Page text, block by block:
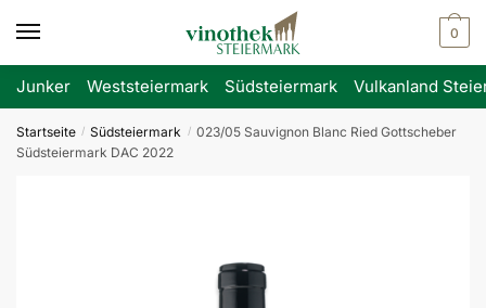
navigation
content
0
Junker Weststeiermark Südsteiermark Vulkanland
Startseite / Südsteiermark / 023/05 Sauvignon Blanc Ried Gottscheber
Südsteiermark DAC 2022